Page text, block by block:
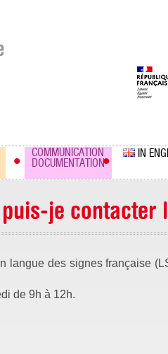
COMMUNICATION
DOCUMENTATION
IN
je contacter
langue des signes française
de 9h à 12h.